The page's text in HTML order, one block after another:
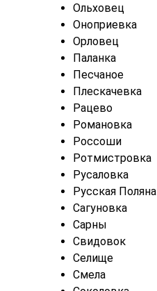
Ольховец
Оноприевка
Орловец
Паланка
Песчаное
Плескачевка
Рацево
Романовка
Россоши
Ротмистровка
Русаловка
Русская Поляна
Сагуновка
Сарны
Свидовок
Селище
Смела